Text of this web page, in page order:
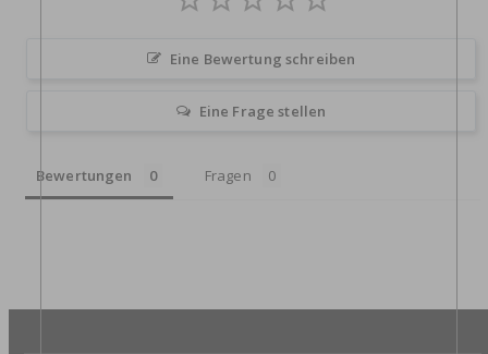
Eine Bewertung schreiben
Eine Frage stellen
Bewertungen Fragen